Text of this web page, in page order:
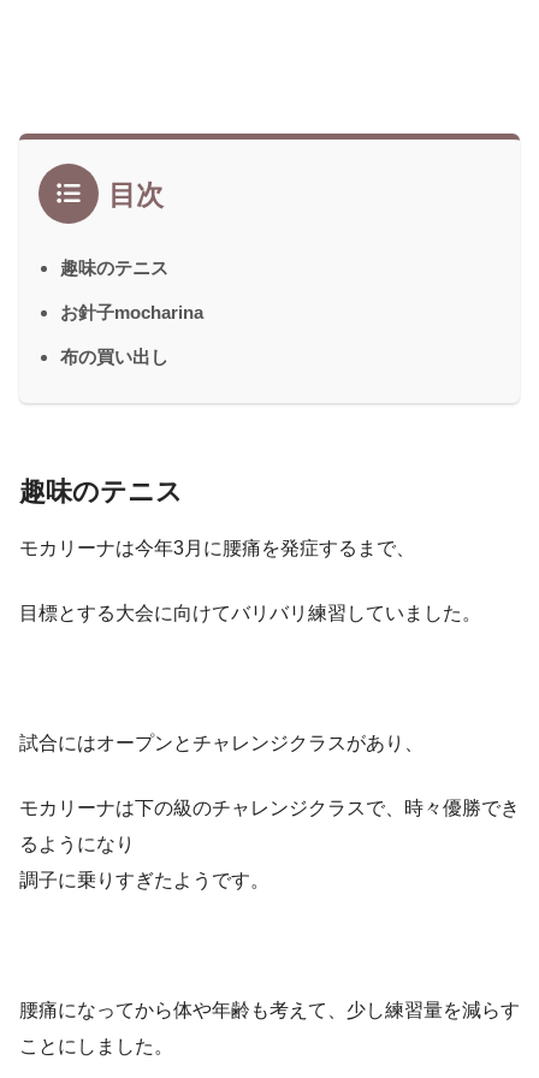
目次
趣味のテニス
お針子mocharina
布の買い出し
趣味のテニス
モカリーナは今年3月に腰痛を発症するまで、
目標とする大会に向けてバリバリ練習していました。
試合にはオープンとチャレンジクラスがあり、
モカリーナは下の級のチャレンジクラスで、時々優勝でき
るようになり
調子に乗りすぎたようです。
腰痛になってから体や年齢も考えて、少し練習量を減らす
ことにしました。